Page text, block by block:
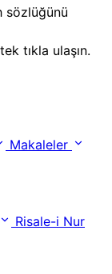
sözlüğünü
tıkla ulaşın.
Makaleler
Risale-i Nur